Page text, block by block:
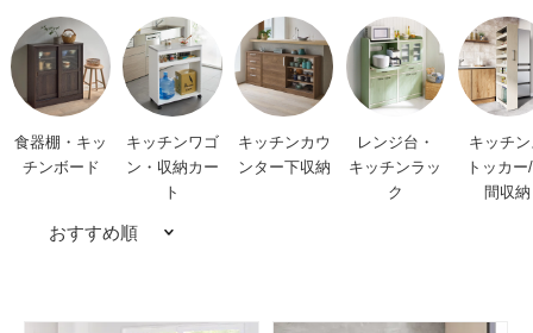
食器棚・キッ
チンボード
キッチンワゴ
ン・収納カー
ト
キッチンカウ
ンター下収納
レンジ台・
キッチンラッ
ク
キッチ
トッカー
間収納
おすすめ順